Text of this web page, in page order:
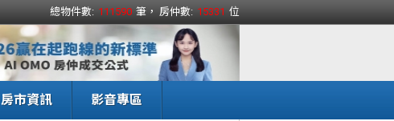
總物件數: 111590 筆， 房仲數: 15331 位
房市資訊 影音專區